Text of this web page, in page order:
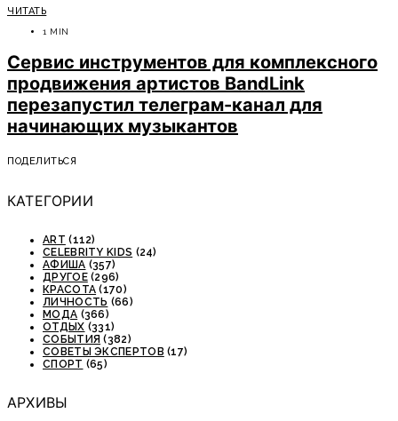
ЧИТАТЬ
1 MIN
Сервис инструментов для комплексного
продвижения артистов BandLink
перезапустил телеграм-канал для
начинающих музыкантов
ПОДЕЛИТЬСЯ
КАТЕГОРИИ
ART (112)
CELEBRITY KIDS (24)
АФИША (357)
ДРУГОЕ(296)
КРАСОТА (170)
ЛИЧНОСТЬ (66)
МОДА (366)
ОТДЫХ (331)
СОБЫТИЯ (382)
СОВЕТЫ ЭКСПЕРТОВ (17)
СПОРТ (65)
АРХИВЫ